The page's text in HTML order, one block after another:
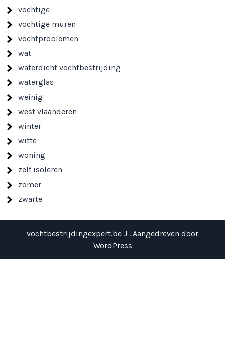
vochtige
vochtige muren
vochtproblemen
wat
waterdicht vochtbestrijding
waterglas
weinig
west vlaanderen
winter
witte
woning
zelf isoleren
zomer
zwarte
vochtbestrijdingexpert.be J . Aangedreven door
WordPress